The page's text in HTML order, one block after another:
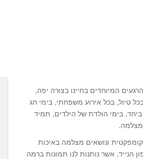
המיוחדים בחיינו בצורה יפה,
טיול, בכל אירוע משפחתי, בימי חג
בימי הולדת של הילדים, תמיד
ונושאים מצלמה באיכות
הנייד, אשר נותנות לנו תמונות ברמה